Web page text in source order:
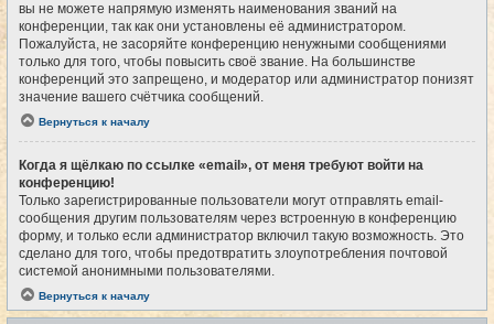
вы не можете напрямую изменять наименования званий на
конференции, так как они установлены её администратором.
Пожалуйста, не засоряйте конференцию ненужными сообщениями
только для того, чтобы повысить своё звание. На большинстве
конференций это запрещено, и модератор или администратор понизят
значение вашего счётчика сообщений.
Вернуться к началу
Когда я щёлкаю по ссылке «email», от меня требуют войти на
конференцию!
Только зарегистрированные пользователи могут отправлять email-
сообщения другим пользователям через встроенную в конференцию
форму, и только если администратор включил такую возможность. Это
сделано для того, чтобы предотвратить злоупотребления почтовой
системой анонимными пользователями.
Вернуться к началу